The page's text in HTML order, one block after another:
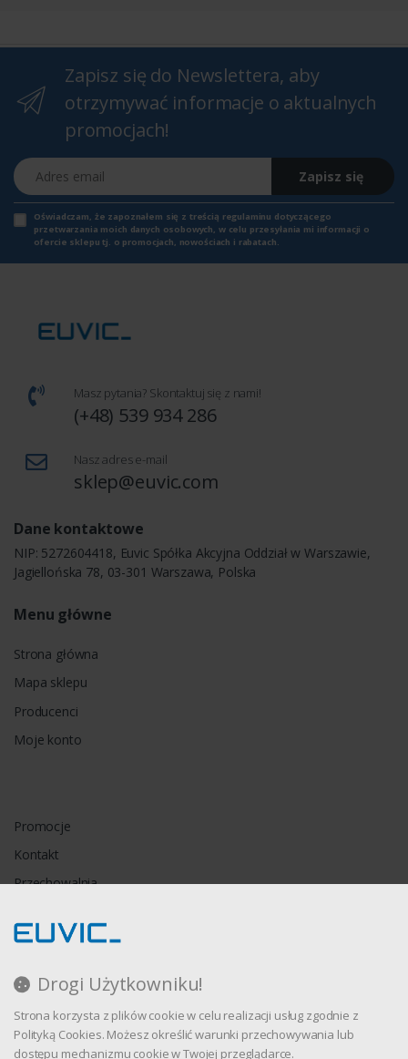
Drogi Użytkowniku!
Strona korzysta z plików cookie w celu realizacji usług zgodnie z
Polityką Cookies. Możesz określić warunki przechowywania lub
dostępu mechanizmu cookie w Twojej przeglądarce.
Zapisz się do Newslettera, aby
otrzymywać informacje o aktualnych
promocjach!
Adres email
Zapisz się
Oświadczam, że zapoznałem się z treścią regulaminu dotyczącego
przetwarzania moich danych osobowych, w celu przesyłania mi informacji o
ofercie sklepu tj. o promocjach, nowościach i rabatach.
Masz pytania? Skontaktuj się z nami!
(+48) 539 934 286
Nasz adres e-mail
sklep@euvic.com
Dane kontaktowe
NIP: 5272604418, Euvic Spółka Akcyjna Oddział w Warszawie,
Jagiellońska 78, 03-301 Warszawa, Polska
Menu główne
Strona główna
Mapa sklepu
Producenci
Moje konto
Promocje
Kontakt
Przechowalnia
Regulamin
Polityka prywatności